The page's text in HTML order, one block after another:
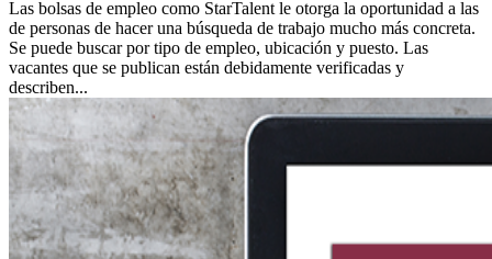
Las bolsas de empleo como StarTalent le otorga la oportunidad a las
de personas de hacer una búsqueda de trabajo mucho más concreta.
Se puede buscar por tipo de empleo, ubicación y puesto. Las
vacantes que se publican están debidamente verificadas y
describen...